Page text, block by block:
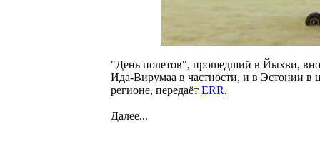
"День полетов", прошедший в Йыхви,
Ида-Вирумаа в частности, и в Эстонии в
регионе, передаёт ERR.
Далее...